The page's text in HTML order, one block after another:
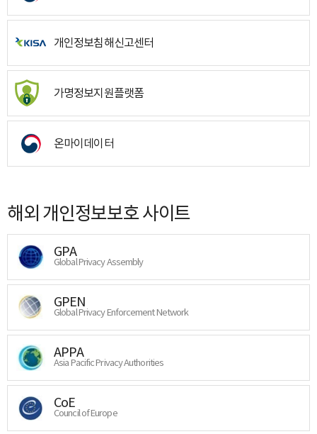
개인정보침해신고센터
가명정보지원플랫폼
온마이데이터
해외 개인정보보호 사이트
GPA
Global Privacy Assembly
GPEN
Global Privacy Enforcement Network
APPA
Asia Pacific Privacy Authorities
CoE
Council of Europe